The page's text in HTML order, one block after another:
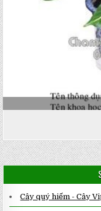
Cây quý hiếm - Cây